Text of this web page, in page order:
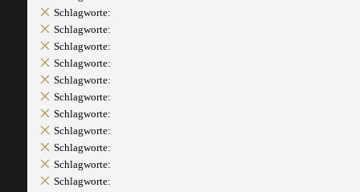
Schlagworte:
Schlagworte:
Schlagworte:
Schlagworte:
Schlagworte:
Schlagworte:
Schlagworte:
Schlagworte:
Schlagworte:
Schlagworte:
Schlagworte: